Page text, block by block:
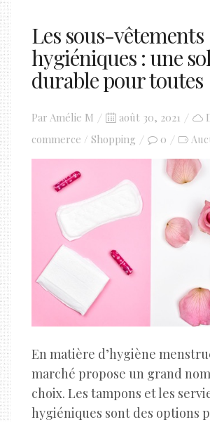
Les sous-vêtements
hygiéniques : une
durable pour toutes
Par Amélie M
Posted
on
août 30, 2021
commerce / Shopping
0
En matière d’hygiène
marché propose un grand
choix. Les tampons et les
hygiéniques sont des options